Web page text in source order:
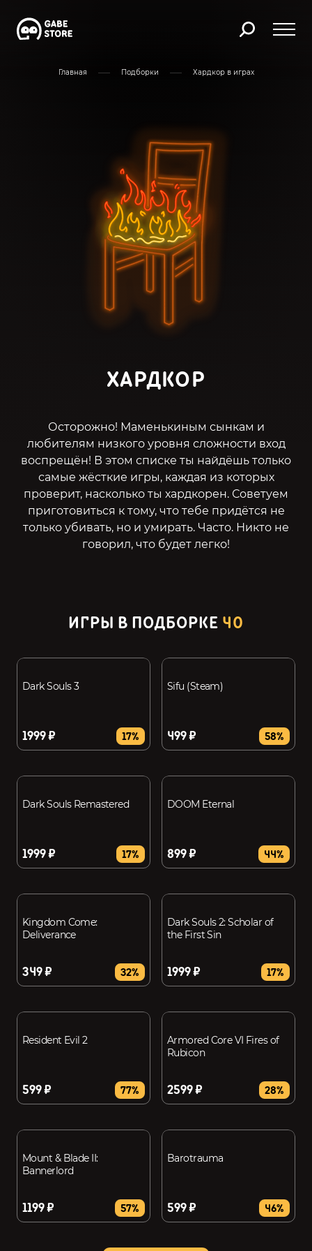
Главная Подборки Хардкор в играх
ХАРДКОР
Осторожно! Маменькиным сынкам и
любителям низкого уровня сложности вход
воспрещён! В этом списке ты найдёшь только
самые жёсткие игры, каждая из которых
проверит, насколько ты хардкорен. Советуем
приготовиться к тому, что тебе придётся не
только убивать, но и умирать. Часто. Никто не
говорил, что будет легко!
ИГРЫ В ПОДБОРКЕ 40
Dark Souls 3
1999 ₽ 17%
Sifu (Steam)
499 ₽ 58%
Dark Souls Remastered
1999 ₽ 17%
DOOM Eternal
899 ₽ 44%
Kingdom Come:
Deliverance
349 ₽ 32%
Dark Souls 2: Scholar of
the First Sin
1999 ₽ 17%
Resident Evil 2
599 ₽ 77%
Armored Core VI Fires of
Rubicon
2599 ₽ 28%
Mount & Blade II:
Bannerlord
1199 ₽ 57%
Barotrauma
599 ₽ 46%